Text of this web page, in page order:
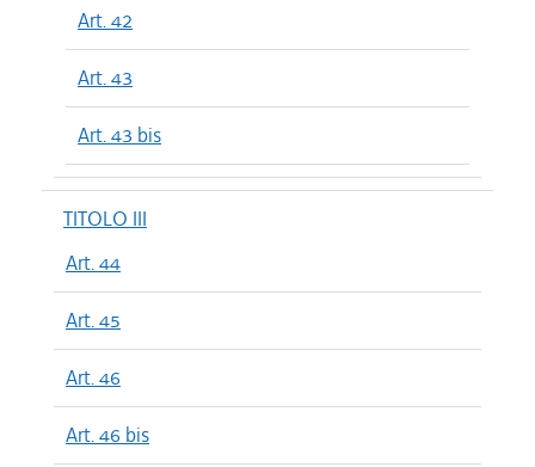
Art. 42
Art. 43
Art. 43 bis
TITOLO III
Art. 44
Art. 45
Art. 46
Art. 46 bis